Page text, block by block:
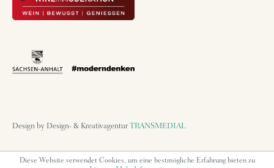
Design by Design- & Kreativagentur TRANSMEDIAL
Diese Website verwendet Cookies, um eine bestmögliche Erfahrung bieten zu